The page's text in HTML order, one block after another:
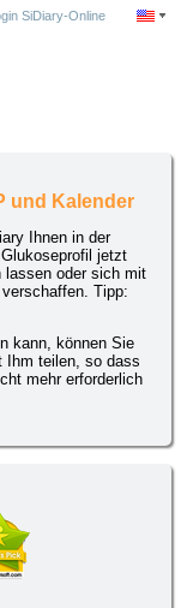
SiDiary-Online
und Kalender
Ihnen in der
jetzt
lassen oder sich mit
Tipp:
kann, können Sie
Ihm teilen, so dass
mehr erforderlich